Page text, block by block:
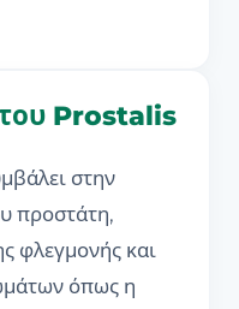
Prostalis
στην
προστάτη,
φλεγμονής και
όπως η